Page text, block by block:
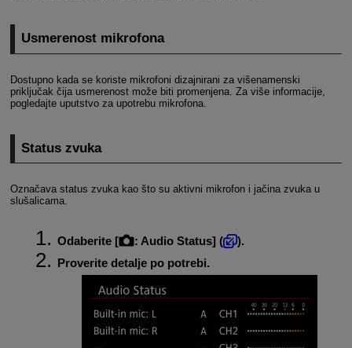
Usmerenost mikrofona
Dostupno kada se koriste mikrofoni dizajnirani za višenamenski
priključak čija usmerenost može biti promenjena. Za više informacije,
pogledajte uputstvo za upotrebu mikrofona.
Status zvuka
Označava status zvuka kao što su aktivni mikrofon i jačina zvuka u
slušalicama.
Odaberite [ : Audio Status] (
).
Proverite detalje po potrebi.